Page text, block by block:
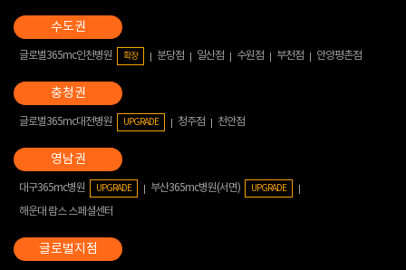
글로벌365mc인천병원 확장 분당점 일산점 수원점 부천점 안양평촌점
글로벌365mc대전병원 UPGRADE 청주점 천안점
대구365mc병원 UPGRADE 부산365mc병원(서면) UPGRADE
해운대 람스 스페셜센터